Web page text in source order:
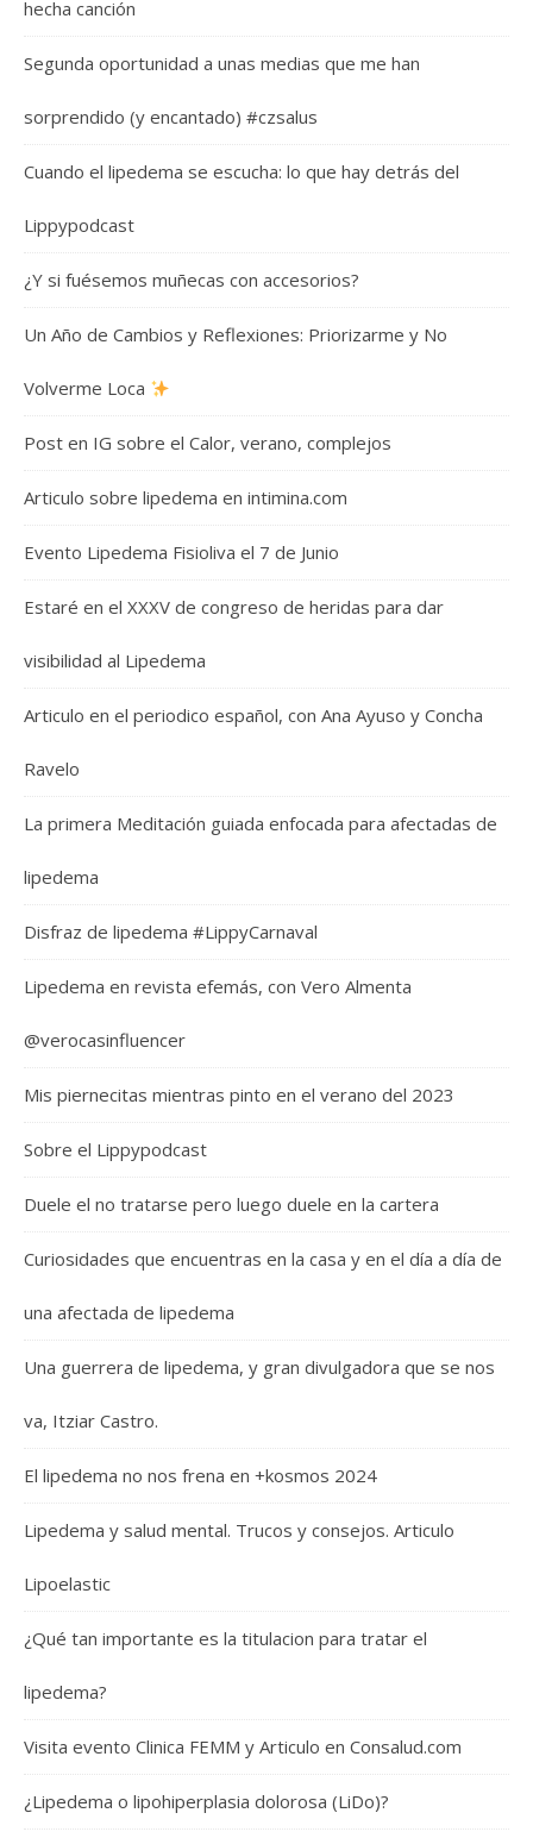
hecha canción
Segunda oportunidad a unas medias que me han
sorprendido (y encantado) #czsalus
Cuando el lipedema se escucha: lo que hay detrás del
Lippypodcast
¿Y si fuésemos muñecas con accesorios?
Un Año de Cambios y Reflexiones: Priorizarme y No
Volverme Loca
Post en IG sobre el Calor, verano, complejos
Articulo sobre lipedema en intimina.com
Evento Lipedema Fisioliva el 7 de Junio
Estaré en el XXXV de congreso de heridas para dar
visibilidad al Lipedema
Articulo en el periodico español, con Ana Ayuso y Concha
Ravelo
La primera Meditación guiada enfocada para afectadas de
lipedema
Disfraz de lipedema #LippyCarnaval
Lipedema en revista efemás, con Vero Almenta
@verocasinfluencer
Mis piernecitas mientras pinto en el verano del 2023
Sobre el Lippypodcast
Duele el no tratarse pero luego duele en la cartera
Curiosidades que encuentras en la casa y en el día a día de
una afectada de lipedema
Una guerrera de lipedema, y gran divulgadora que se nos
va, Itziar Castro.
El lipedema no nos frena en +kosmos 2024
Lipedema y salud mental. Trucos y consejos. Articulo
Lipoelastic
¿Qué tan importante es la titulacion para tratar el
lipedema?
Visita evento Clinica FEMM y Articulo en Consalud.com
¿Lipedema o lipohiperplasia dolorosa (LiDo)?